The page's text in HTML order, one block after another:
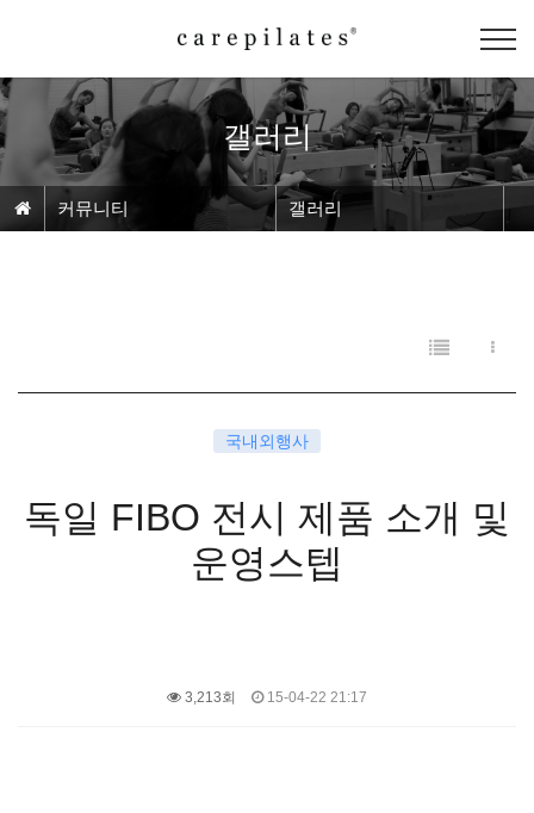
갤러리
커뮤니티 갤러리
국내외행사
독일 FIBO 전시 제품 소개 및
운영스텝
3,213회 15-04-22 21:17